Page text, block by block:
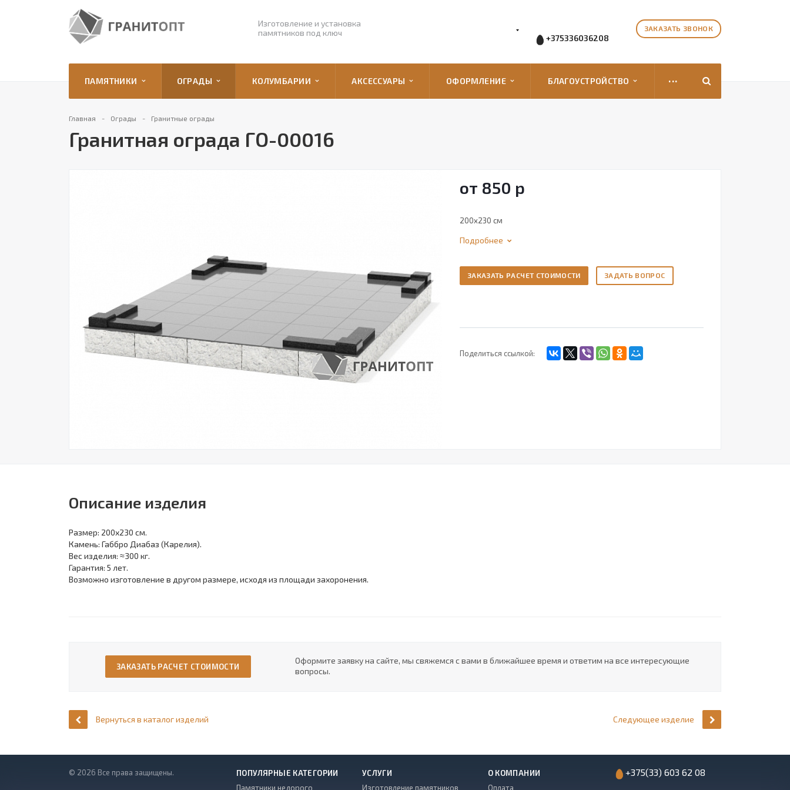
Изготовление и установка
памятников под ключ
ЗАКАЗАТЬ ЗВОНОК
+375336036208
ПАМЯТНИКИ ОГРАДЫ КОЛУМБАРИИ АКСЕССУАРЫ ОФОРМЛЕНИЕ БЛАГОУСТРОЙСТВО ...
Главная Ограды Гранитные ограды
Гранитная ограда ГО-00016
от 850 р
200х230 см
Подробнее
ЗАКАЗАТЬ РАСЧЕТ СТОИМОСТИ ЗАДАТЬ ВОПРОС
Поделиться ссылкой:
Описание изделия
Размер: 200х230 см.
Камень: Габбро Диабаз (Карелия).
Вес изделия: ≈300 кг.
Гарантия: 5 лет.
Возможно изготовление в другом размере, исходя из площади захоронения.
ЗАКАЗАТЬ РАСЧЕТ СТОИМОСТИ
Оформите заявку на сайте, мы свяжемся с вами в ближайшее время и ответим на все интересующие
вопросы.
Вернуться в каталог изделий Следующее изделие
© 2026 Все права защищены.
ПОПУЛЯРНЫЕ КАТЕГОРИИ
Памятники недорого
УСЛУГИ
Изготовление памятников
О КОМПАНИИ
Оплата
+375(33) 603 62 08